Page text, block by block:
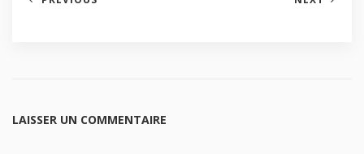
LAISSER UN COMMENTAIRE